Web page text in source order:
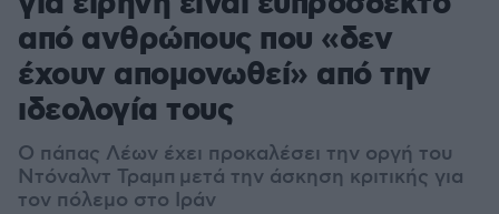
από ανθρώπους που «δεν
έχουν απομονωθεί» από την
ιδεολογία τους
Ο πάπας Λέων έχει προκαλέσει την οργή του
Ντόναλντ Τραμπ μετά την άσκηση κριτικής για
τον πόλεμο στο Ιράν